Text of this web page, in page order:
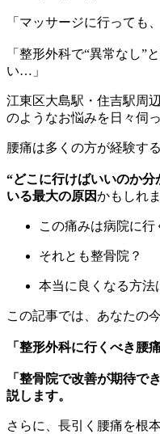
「マッサージに行っても
「整形外科で“異常なし”
い…」
江東区大島駅・住吉駅周
のようなお悩みを日々伺
腰痛は多くの方が経験す
“どこに行けばいいのか
いる最大の原因かもしれ
この痛みは病院に行
それとも整骨院？
本当に良くなる方法
この記事では、あなたの
「整形外科に行くべき腰
「整骨院で改善が期待で
説します。
さらに、長引く腰痛を根